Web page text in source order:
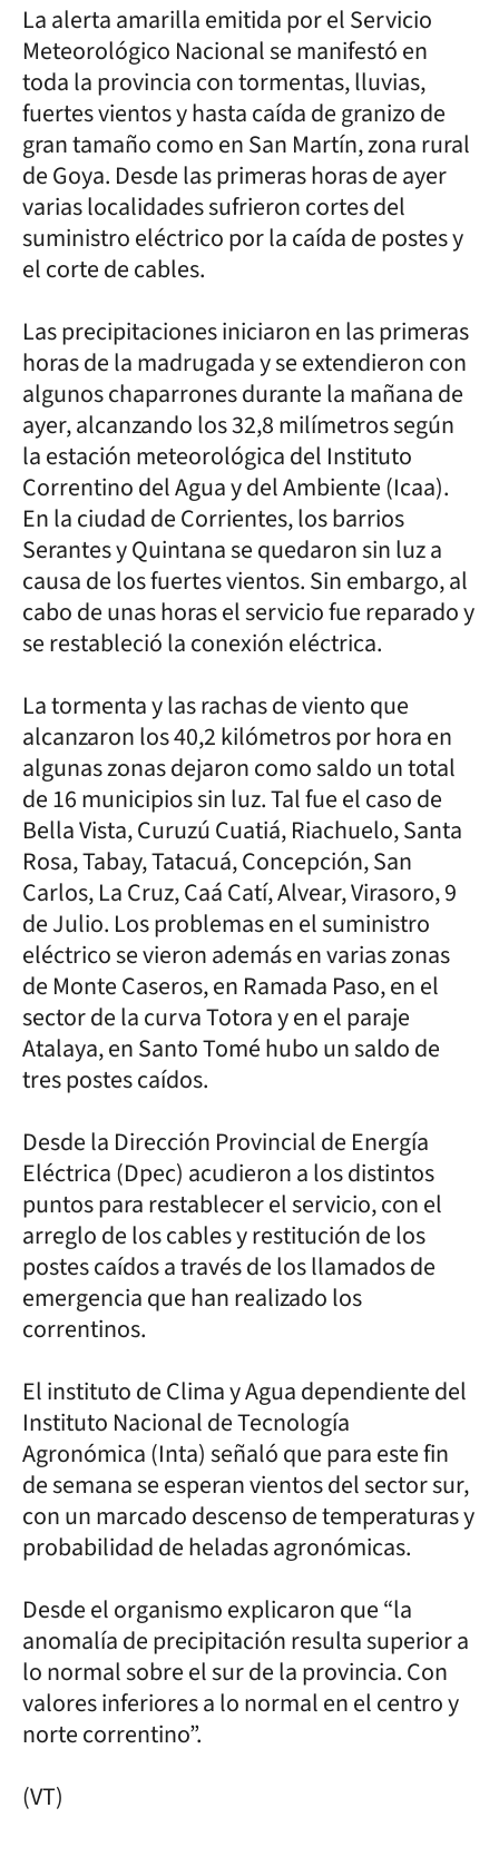
La alerta amarilla emitida por el Servicio
Meteorológico Nacional se manifestó en
toda la provincia con tormentas, lluvias,
fuertes vientos y hasta caída de granizo de
gran tamaño como en San Martín, zona rural
de Goya. Desde las primeras horas de ayer
varias localidades sufrieron cortes del
suministro eléctrico por la caída de postes y
el corte de cables.
Las precipitaciones iniciaron en las primeras
horas de la madrugada y se extendieron con
algunos chaparrones durante la mañana de
ayer, alcanzando los 32,8 milímetros según
la estación meteorológica del Instituto
Correntino del Agua y del Ambiente (Icaa).
En la ciudad de Corrientes, los barrios
Serantes y Quintana se quedaron sin luz a
causa de los fuertes vientos. Sin embargo, al
cabo de unas horas el servicio fue reparado y
se restableció la conexión eléctrica.
La tormenta y las rachas de viento que
alcanzaron los 40,2 kilómetros por hora en
algunas zonas dejaron como saldo un total
de 16 municipios sin luz. Tal fue el caso de
Bella Vista, Curuzú Cuatiá, Riachuelo, Santa
Rosa, Tabay, Tatacuá, Concepción, San
Carlos, La Cruz, Caá Catí, Alvear, Virasoro, 9
de Julio. Los problemas en el suministro
eléctrico se vieron además en varias zonas
de Monte Caseros, en Ramada Paso, en el
sector de la curva Totora y en el paraje
Atalaya, en Santo Tomé hubo un saldo de
tres postes caídos.
Desde la Dirección Provincial de Energía
Eléctrica (Dpec) acudieron a los distintos
puntos para restablecer el servicio, con el
arreglo de los cables y restitución de los
postes caídos a través de los llamados de
emergencia que han realizado los
correntinos.
El instituto de Clima y Agua dependiente del
Instituto Nacional de Tecnología
Agronómica (Inta) señaló que para este fin
de semana se esperan vientos del sector sur,
con un marcado descenso de temperaturas y
probabilidad de heladas agronómicas.
Desde el organismo explicaron que “la
anomalía de precipitación resulta superior a
lo normal sobre el sur de la provincia. Con
valores inferiores a lo normal en el centro y
norte correntino”.
(VT)